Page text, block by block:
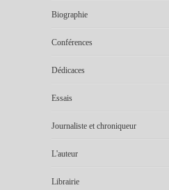
Biographie
Conférences
Dédicaces
Essais
Journaliste et chroniqueur
L'auteur
Librairie